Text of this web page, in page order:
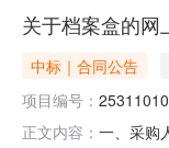
关于档案盒的网
中标｜合同公告
项目编号：
正文内容： 一、采购